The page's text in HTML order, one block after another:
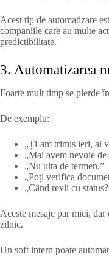
Acest tip de automatizare
companiile care au multe
predictibilitate.
3. Automatizarea
Foarte mult timp se pierde
De exemplu:
„Ți-am trimis ieri, ai
„Mai avem nevoie de
„Nu uita de termen.”
„Poți verifica
„Când revii cu
Aceste mesaje par mici, dar
zilnic.
Un soft intern poate